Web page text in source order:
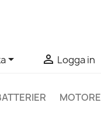
  Logga in